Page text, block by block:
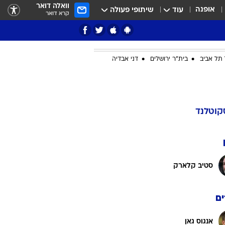
אופנה עוד שיתופי פעולה וואלה דואר
קרא דואר
דאבל דריבל
תל אביב בית"ר ירושלים דני אבדיה
סטיב קלארק
אנגוס גאן